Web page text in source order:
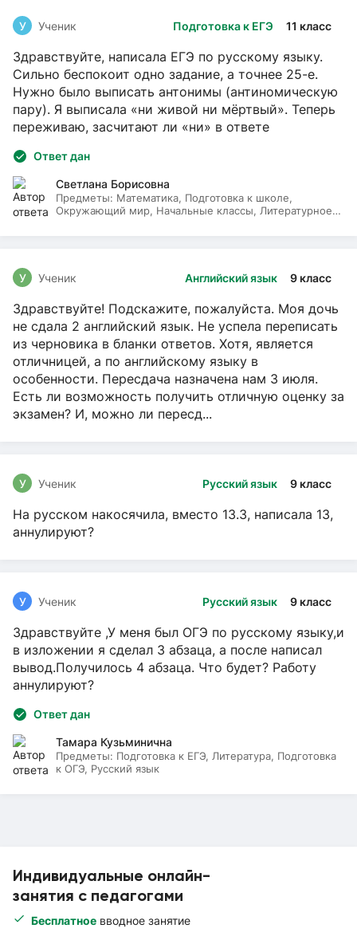
Индивидуальные онлайн-
занятия с педагогами
Бесплатное вводное занятие
Подготовка к ЕГЭ 11 класс
У Ученик
Здравствуйте, написала ЕГЭ по русскому языку.
Сильно беспокоит одно задание, а точнее 25-е.
Нужно было выписать антонимы (антиномическую
пару). Я выписала «ни живой ни мёртвый». Теперь
переживаю, засчитают ли «ни» в ответе
Ответ дан
Светлана Борисовна
Предметы: Математика, Подготовка к школе,
Окружающий мир, Начальные классы, Литературное
Английский язык 9 класс
У Ученик
Здравствуйте! Подскажите, пожалуйста. Моя дочь
не сдала 2 английский язык. Не успела переписать
из черновика в бланки ответов. Хотя, является
отличницей, а по английскому языку в
особенности. Пересдача назначена нам 3 июля.
Есть ли возможность получить отличную оценку за
экзамен? И, можно ли пересд...
Русский язык 9 класс
У Ученик
На русском накосячила, вместо 13.3, написала 13,
аннулируют?
Русский язык 9 класс
У Ученик
Здравствуйте ,У меня был ОГЭ по русскому языку,и
в изложении я сделал 3 абзаца, а после написал
вывод.Получилось 4 абзаца. Что будет? Работу
аннулируют?
Ответ дан
Тамара Кузьминична
Предметы: Подготовка к ЕГЭ, Литература, Подготовка
к ОГЭ, Русский язык